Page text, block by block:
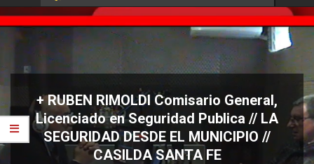
Menu
+ RUBEN RIMOLDI Comisario General,
Licenciado en Seguridad Publica // LA
SEGURIDAD DESDE EL MUNICIPIO //
CASILDA SANTA FE